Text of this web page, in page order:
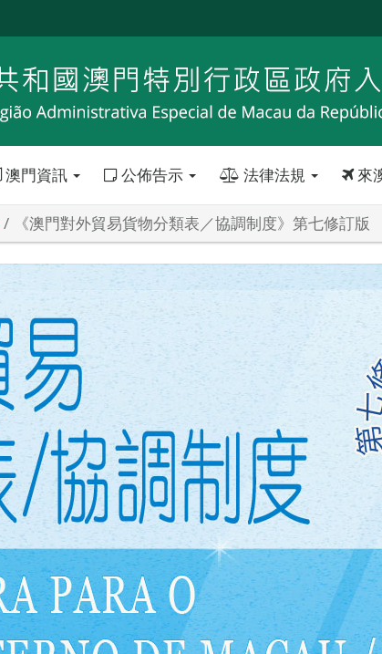
澳門資訊 公佈告示 法律法規 來
《澳門對外貿易貨物分類表／協調制度》第七修訂版